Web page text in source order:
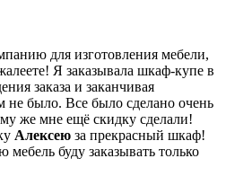
для изготовления мебели,
Я заказывала шкаф-купе в
заказа и заканчивая
было. Все было сделано очень
же мне ещё скидку сделали!
Алексею за прекрасный шкаф!
буду заказывать только